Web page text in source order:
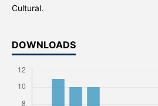
Cultural.
DOWNLOADS